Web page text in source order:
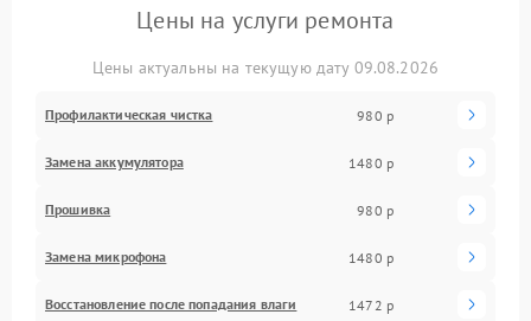
Цены на услуги ремонта
Цены актуальны на текущую дату 09.08.2026
Профилактическая чистка 980 р
Замена аккумулятора 1480 р
Прошивка 980 р
Замена микрофона 1480 р
Восстановление после попадания влаги 1472 р